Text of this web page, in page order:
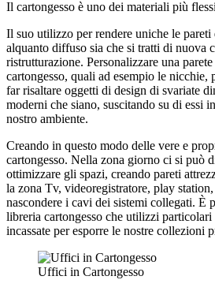
Il cartongesso è uno dei materiali più
Il suo utilizzo per rendere uniche le pareti
alquanto diffuso sia che si tratti di nuova
ristrutturazione. Personalizzare una
cartongesso, quali ad esempio le nicchie,
far risaltare oggetti di design di svariate
moderni che siano, suscitando su di essi
nostro ambiente.
Creando in questo modo delle vere e
cartongesso. Nella zona giorno ci si può
ottimizzare gli spazi, creando pareti
la zona Tv, videoregistratore, play
nascondere i cavi dei sistemi collegati. È
libreria cartongesso che utilizzi
incassate per esporre le nostre collezioni
Uffici in Cartongesso